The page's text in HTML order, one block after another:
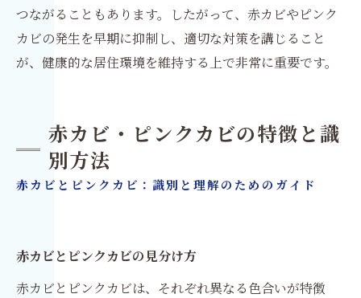
つながることもあります。したがって、赤カビやピンク
カビの発生を早期に抑制し、適切な対策を講じること
が、健康的な居住環境を維持する上で非常に重要です。
赤カビ・ピンクカビの特徴と識
別方法
赤カビとピンクカビ：識別と理解のためのガイド
赤カビとピンクカビの見分け方
赤カビとピンクカビは、それぞれ異なる色合いが特徴